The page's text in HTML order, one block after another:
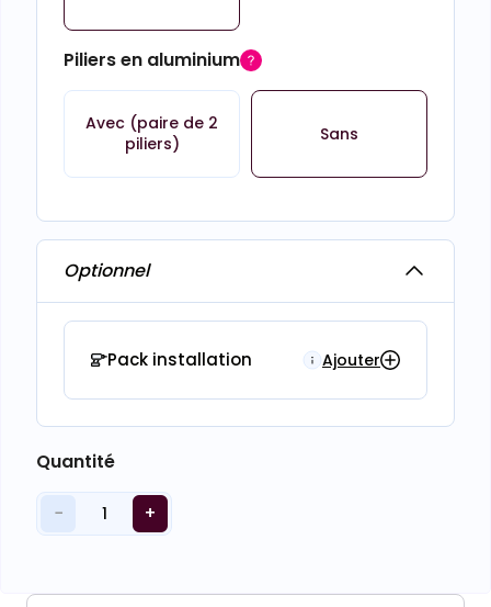
Piliers en aluminium
Avec (paire de 2
piliers)
Sans
Optionnel
Pack installation Ajouter
Quantité
− 1 +